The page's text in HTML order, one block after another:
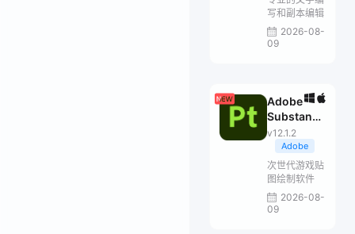
写和副本编辑
2026-08-
09
Adobe
Substance
3D Painter
v12.1.2
Adobe
次世代游戏贴
图绘制软件
2026-08-
09